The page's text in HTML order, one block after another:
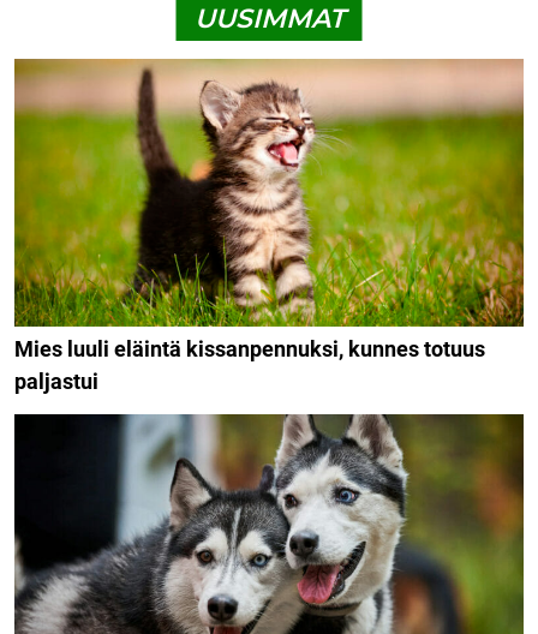
UUSIMMAT
Mies luuli eläintä kissanpennuksi, kunnes totuus
paljastui